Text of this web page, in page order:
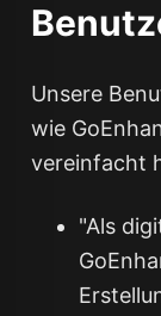
Unsere
wie
vereinfacht
"Als